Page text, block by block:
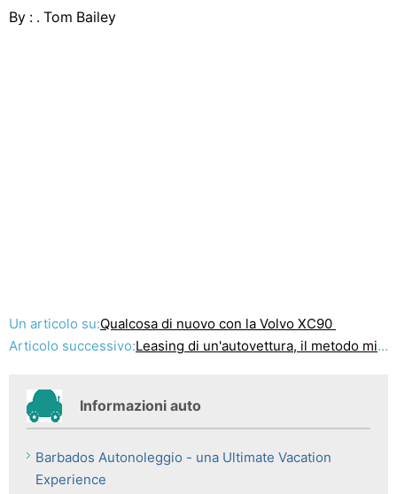
By : . Tom Bailey
Un articolo su:Qualcosa di nuovo con la Volvo XC90
Articolo successivo:Leasing di un'autovettura, il metodo migliore
Informazioni auto
Barbados Autonoleggio - una Ultimate Vacation
Experience